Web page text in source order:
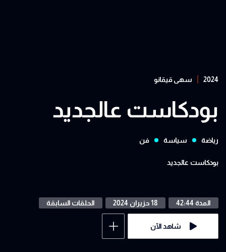
2024 سهى قيقانو
بودكاست عالجديد
رياضة سياسة فن
بودكاست عالجديد
المدة 42:44 18 حزيران 2024 الحلقات السابقة
شاهد الآن